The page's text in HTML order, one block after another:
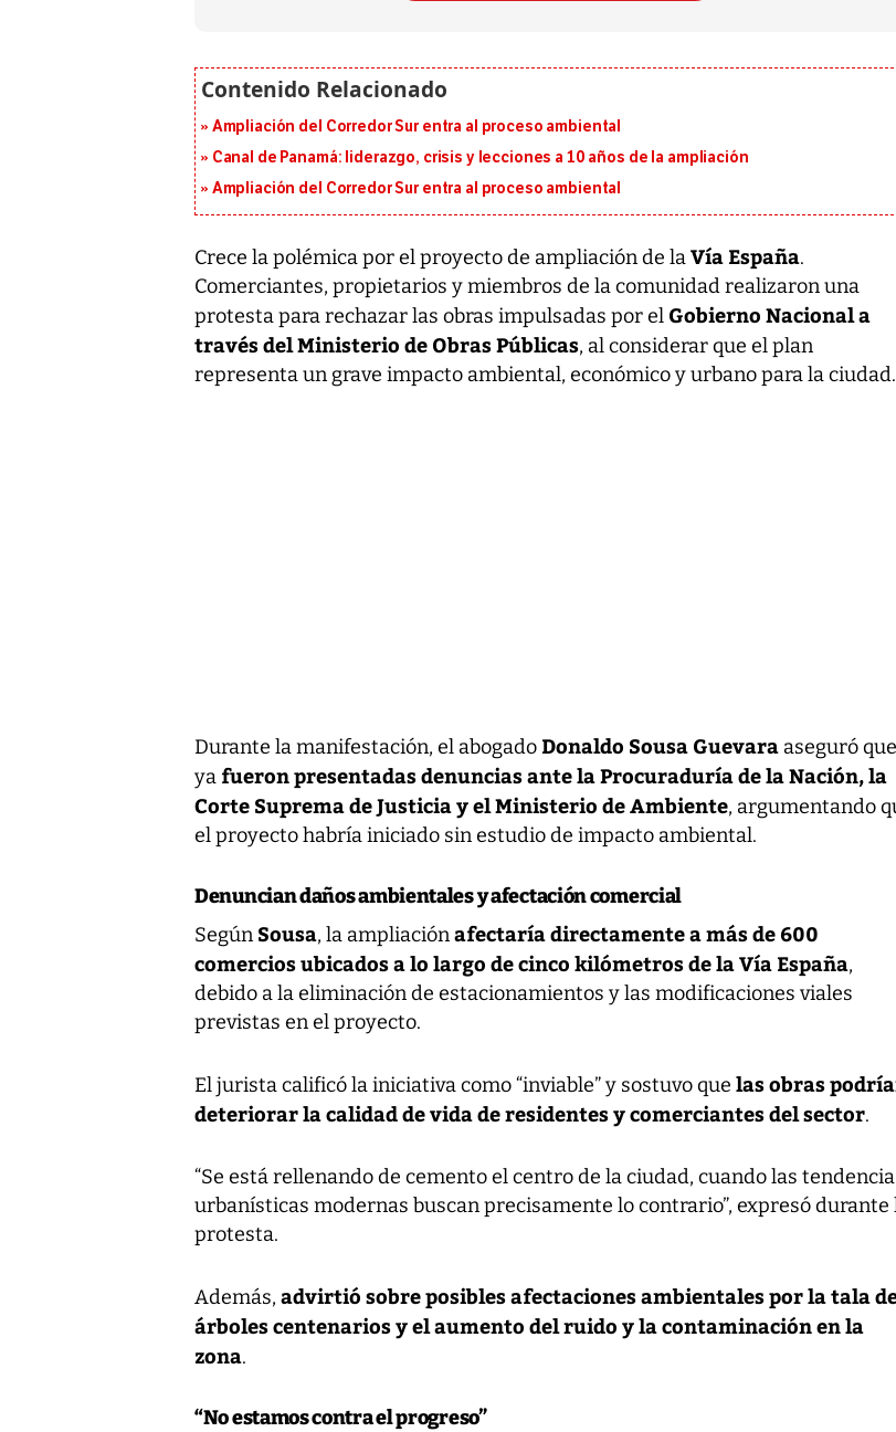
Ampliación del Corredor Sur entra al proceso ambiental
Canal de Panamá: liderazgo, crisis y lecciones a 10 años de la ampliación
Ampliación del Corredor Sur entra al proceso ambiental
Crece la polémica por el proyecto de ampliación de laVía España.
Comerciantes, propietarios y miembros de la comunidad realizaron una
protesta para rechazar las obras impulsadas por el Gobierno Nacional a
través del Ministerio de Obras Públicas, al considerar que el plan
representa un grave impacto ambiental, económico y urbano para la ciudad.
Durante la manifestación, el abogado Donaldo Sousa Guevara aseguró que
ya fueron presentadas denuncias ante la Procuraduría de la Nación, la
Corte Suprema de Justicia y el Ministerio de Ambiente, argumentando
el proyecto habría iniciado sin estudio de impacto ambiental.
Denuncian daños ambientales y afectación comercial
Según Sousa, la ampliaciónafectaría directamente a más de 600
comercios ubicados a lo largo de cinco kilómetros de la Vía España,
debido a la eliminación de estacionamientos y las modificaciones viales
previstas en el proyecto.
El jurista calificó la iniciativa como “inviable” y sostuvo que las obras
deteriorar la calidad de vida de residentes y comerciantes del sector.
“Se está rellenando de cemento el centro de la ciudad, cuando las
urbanísticas modernas buscan precisamente lo contrario”, expresó durante
protesta.
Además, advirtió sobre posibles afectaciones ambientales por la tala
árboles centenarios y el aumento del ruido y la contaminación en la
zona.
“No estamos contra el progreso”